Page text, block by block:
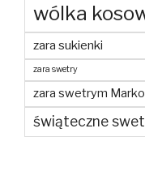
wólka
zara sukienki
zara swetry
zara swetrym
świąteczne